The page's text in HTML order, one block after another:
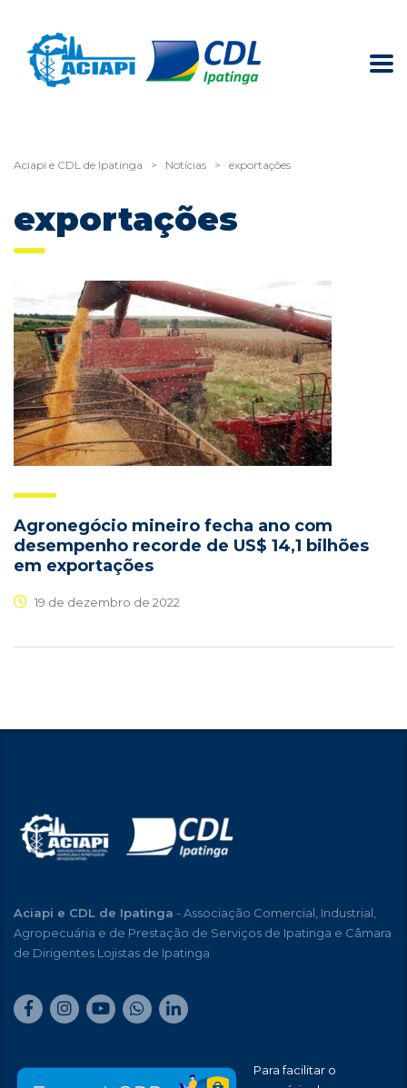
Aciapi e CDL de Ipatinga > Notícias > exportações
exportações
Agronegócio mineiro fecha ano com
desempenho recorde de US$ 14,1 bilhões
em exportações
19 de dezembro de 2022
Aciapi e CDL de Ipatinga - Associação Comercial, Industrial,
Agropecuária e de Prestação de Serviços de Ipatinga e Câmara
de Dirigentes Lojistas de Ipatinga
Para facilitar o